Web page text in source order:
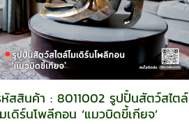
สสินค้า : 8011002 รูปปั้นสัตว์สไตล์
โมเดิร์นโพลีกอน ‘แมวบิดขี้เกียจ’